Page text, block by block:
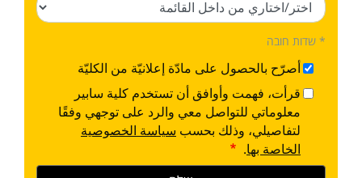
* שדות חובה
أصرّح بالحصول على مادّة إعلانيّة من الكليّة
قرأت، فهمت وأوافق أن تستخدم كلية سابير
معلوماتي للتواصل معي والرد على توجهي وفقًا
لتفاصيلي، وذلك بحسب سياسة الخصوصية
الخاصة بها.